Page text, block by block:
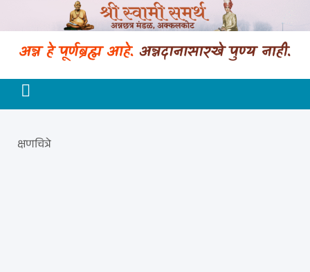
श्री स्वामी समर्थ अन्नछत्र मंडळ (Trust F-2279) अक्कलकोट
क्षणचित्रे